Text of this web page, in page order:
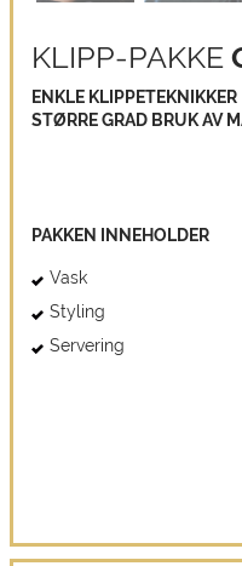
KLIPP-PAKKE
ENKLE KLIPPETEKNIKKER
STØRRE GRAD BRUK AV
PAKKEN INNEHOLDER
Vask
Styling
Servering